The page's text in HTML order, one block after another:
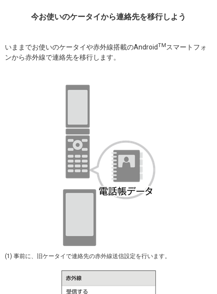
今お使いのケータイから連絡先を移行しよう
いままでお使いのケータイや赤外線搭載のAndroidTM スマートフォ
ンから赤外線で連絡先を移行します。
(1) 事前に、旧ケータイで連絡先の赤外線送信設定を行います。